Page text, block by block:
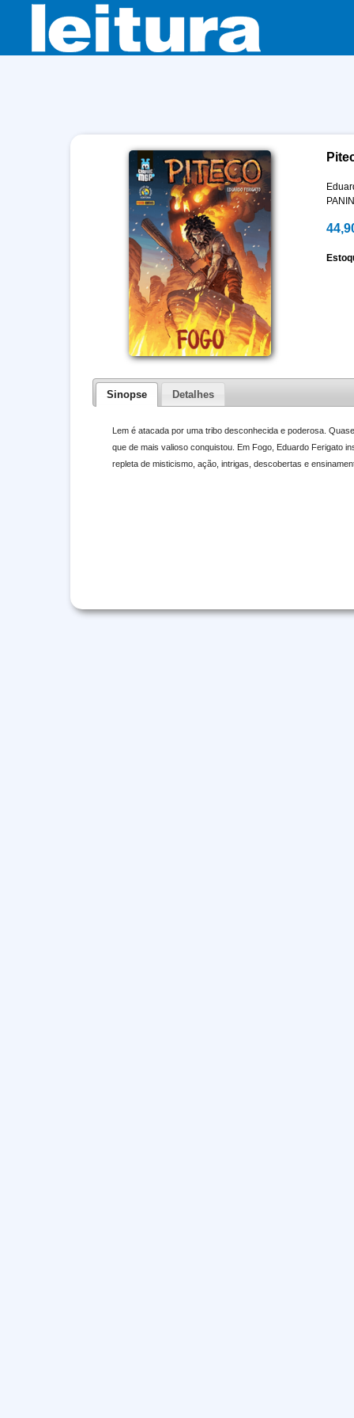
Sinopse Detalhes
Lem é atacada por uma tribo desconhecida e poderosa.
que de mais valioso conquistou. Em Fogo, Eduardo Ferigato
repleta de misticismo, ação, intrigas, descobertas e